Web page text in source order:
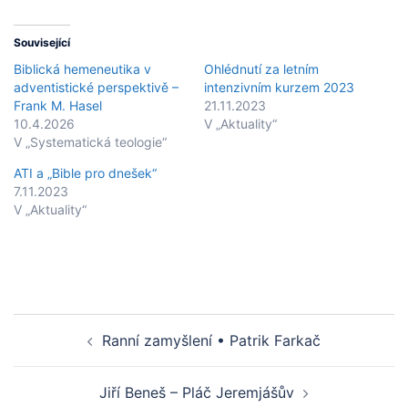
Související
Biblická hemeneutika v
adventistické perspektivě –
Frank M. Hasel
10.4.2026
V „Systematická teologie“
Ohlédnutí za letním
intenzivním kurzem 2023
21.11.2023
V „Aktuality“
ATI a „Bible pro dnešek“
7.11.2023
V „Aktuality“
navigationRanní zamyšlení • Patrik Farkač
Jiří Beneš – Pláč Jeremjášův